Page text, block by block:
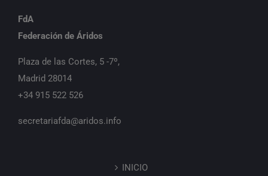
FdA
Federación de Áridos
Plaza de las Cortes, 5 -7º,
Madrid 28014
+34 915 522 526
secretariafda@aridos.info
INICIO